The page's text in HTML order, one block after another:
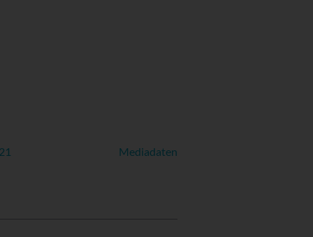
Mediadaten